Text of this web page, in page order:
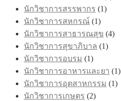
นักวิชาการสรรพากร (1)
นักวิชาการสหกรณ์ (1)
นักวิชาการสาธารณสุข (4)
นักวิชาการสุขาภิบาล (1)
นักวิชาการอบรม (1)
นักวิชาการอาหารและยา (1)
นักวิชาการอุตสาหกรรม (1)
นักวิชาการเกษตร (2)